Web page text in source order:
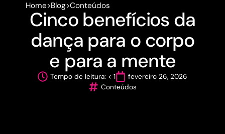
Home>Blog>Conteúdos
Cinco benefícios da
dança para o corpo
e para a mente
Tempo de leitura: < 1
fevereiro 26, 2026
Conteúdos